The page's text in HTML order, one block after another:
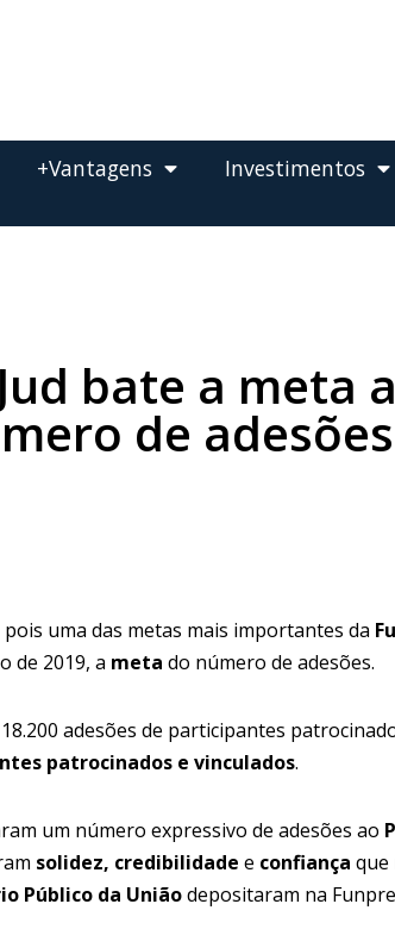
+Vantagens Investimentos
bate a meta
de adesões
uma das metas mais importantes da
de 2019, a meta do número de adesões.
18.200 adesões de participantes
patrocinados e vinculados.
um número expressivo de adesões ao
solidez, credibilidade e confiança que
Público da Uniãodepositaram na